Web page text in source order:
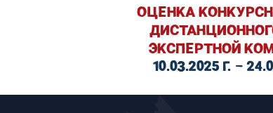
ОЦЕНКА
ЭКСПЕРТНОЙ
10.03.2025 Г. –